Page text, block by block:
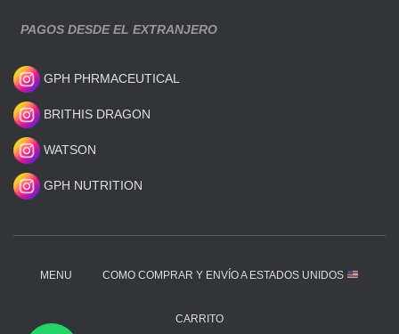
PAGOS DESDE EL EXTRANJERO
GPH PHRMACEUTICAL
BRITHIS DRAGON
WATSON
GPH NUTRITION
MENU COMO COMPRAR Y ENVÍO A ESTADOS UNIDOS
CARRITO